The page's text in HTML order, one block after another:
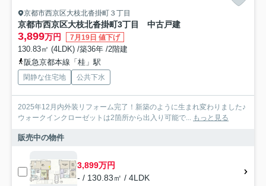
京都市西京区大枝北沓掛町３丁目
京都市西京区大枝北沓掛町3丁目 中古戸建
3,899万円 7月19日 値下げ
130.83㎡ (4LDK) /築36年 /2階建
阪急京都本線「桂」駅
閑静な住宅地 公共下水
2025年12月内外装リフォーム完了！新築のように生まれ変わりました♪
ウォークインクローゼットは2箇所から出入り可能で... もっと見る
販売中の物件
3,899万円
- / 130.83㎡ / 4LDK